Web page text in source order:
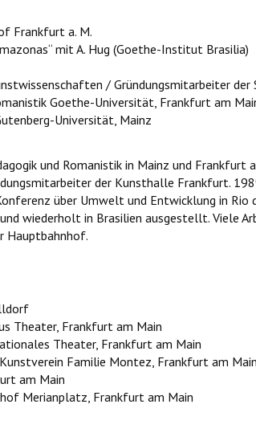
Frankfurt a. M.
mit A. Hug (Goethe-Institut Brasilia)
/ Gründungsmitarbeiter
Goethe-Universität, Frankfurt am
Universität, Mainz
und Romanistik in Mainz und Frankfurt
der Kunsthalle Frankfurt.
über Umwelt und Entwicklung in Rio
wiederholt in Brasilien ausgestellt. Viele
Hauptbahnhof.
Theater, Frankfurt am Main
Theater, Frankfurt am Main
Familie Montez, Frankfurt am Main
am Main
Merianplatz, Frankfurt am Main